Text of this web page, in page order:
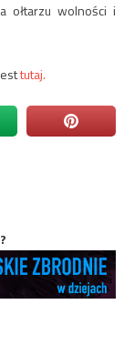
ołtarzu wolności i
tutaj.